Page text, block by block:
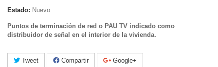
Estado: Nuevo
Puntos de terminación de red o PAU TV indicado como
distribuidor de señal en el interior de la vivienda.
Tweet Compartir Google+